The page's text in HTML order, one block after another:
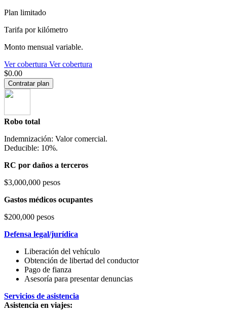
Plan limitado
Tarifa por kilómetro
Monto mensual variable.
Ver cobertura Ver cobertura
$0.00
Contratar plan
Robo total
Indemnización: Valor comercial.
Deducible: 10%.
RC por daños a terceros
$3,000,000 pesos
Gastos médicos ocupantes
$200,000 pesos
Defensa legal/jurídica
Liberación del vehículo
Obtención de libertad del conductor
Pago de fianza
Asesoría para presentar denuncias
Servicios de asistencia
Asistencia en viajes: